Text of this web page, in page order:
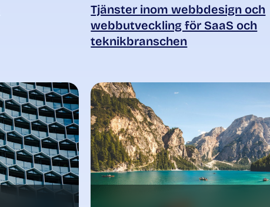
Tjänster inom webbdesign och
webbutveckling för SaaS och
teknikbranschen